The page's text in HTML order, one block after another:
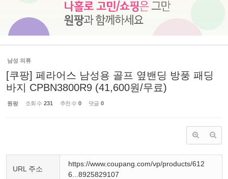
남성 의류
[쿠팡] 페라어스 남성용 골프 옆밴딩 방풍 패딩
바지 CPBN3800R9 (41,600원/무료)
원팡 조회 수 231 추천 수 0 댓글 0
URL 주소
https://www.coupang.com/vp/products/612
6...8925829107